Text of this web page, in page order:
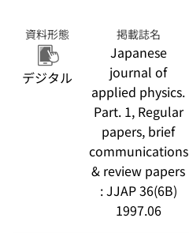
資料形態
デジタル
掲載誌名
Japanese
journal of
applied physics.
Part. 1, Regular
papers, brief
communications
& review papers
: JJAP 36(6B)
1997.06